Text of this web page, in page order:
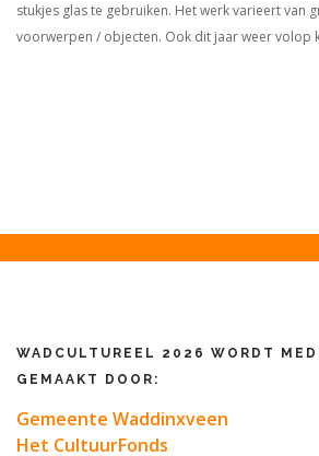
stukjes glas te gebruiken. Het werk varieert van
voorwerpen / objecten. Ook dit jaar weer volop
WADCULTUREEL 2026 WORDT
GEMAAKT DOOR:
Gemeente Waddinxveen
Het CultuurFonds